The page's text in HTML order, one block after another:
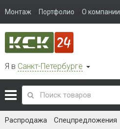
Монтаж Портфолио О компании
Я в Санкт-Петербурге
Распродажа Спецпредложения